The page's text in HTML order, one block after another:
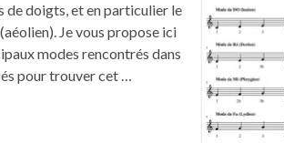
de doigts, et en particulier le
Je vous propose ici
modes rencontrés dans
pour trouver cet …